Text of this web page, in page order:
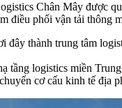
Chân Mây được
điều phối vận tải
thành trung tâm
logistics miền
cơ cấu kinh tế địa